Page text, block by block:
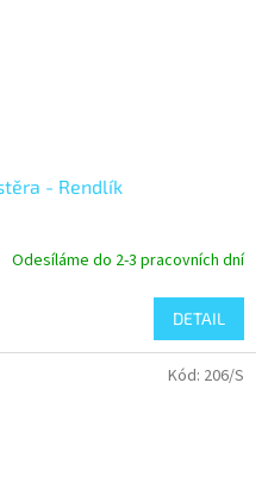
- Rendlík
Odesíláme do 2-3 pracovních dní
DETAIL
Kód: 206/S